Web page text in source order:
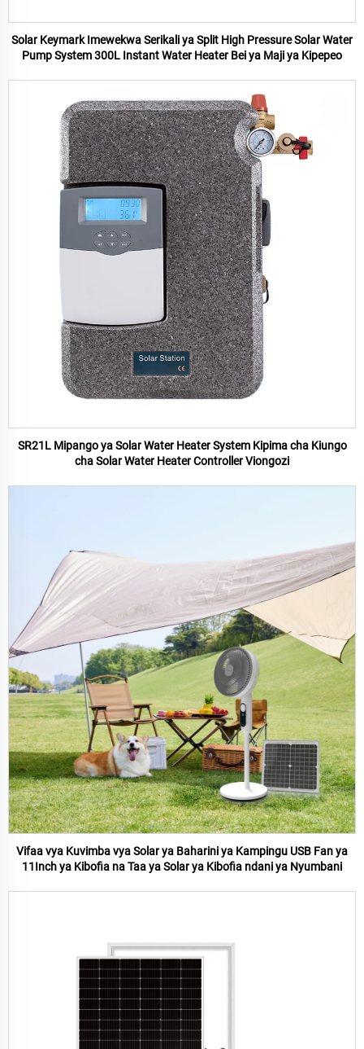
Solar Keymark Imewekwa Serikali ya Split High Pressure Solar Water
Pump System 300L Instant Water Heater Bei ya Maji ya Kipepeo
SR21L Mipango ya Solar Water Heater System Kipima cha Kiungo
cha Solar Water Heater Controller Viongozi
Vifaa vya Kuvimba vya Solar ya Baharini ya Kampingu USB Fan ya
11Inch ya Kibofia na Taa ya Solar ya Kibofia ndani ya Nyumbani